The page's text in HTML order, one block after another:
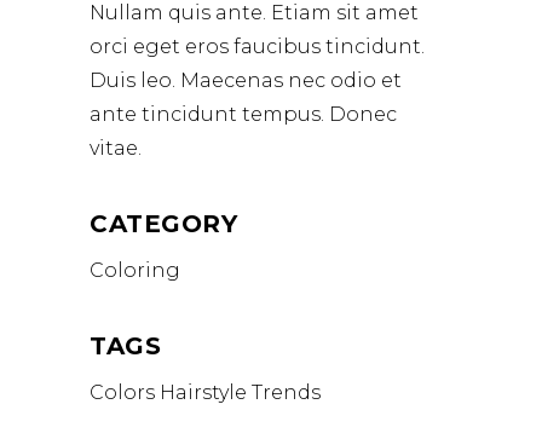
Nullam quis ante. Etiam sit amet
orci eget eros faucibus tincidunt.
Duis leo. Maecenas nec odio et
ante tincidunt tempus. Donec
vitae.
CATEGORY
Coloring
TAGS
Colors Hairstyle Trends